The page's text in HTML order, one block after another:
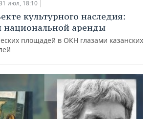
июл, 18:10
культурного наследия:
национальной аренды
площадей в ОКН глазами казанских